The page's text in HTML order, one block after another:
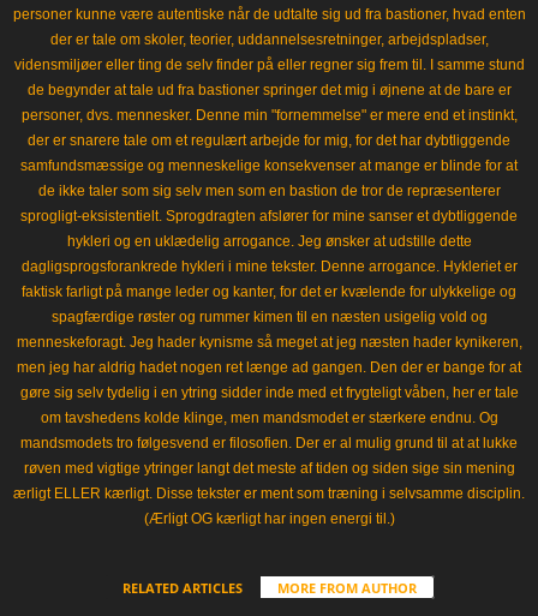
personer kunne være autentiske når de udtalte sig ud fra bastioner, hvad enten
der er tale om skoler, teorier, uddannelsesretninger, arbejdspladser,
vidensmiljøer eller ting de selv finder på eller regner sig frem til. I samme stund
de begynder at tale ud fra bastioner springer det mig i øjnene at de bare er
personer, dvs. mennesker. Denne min "fornemmelse" er mere end et instinkt,
der er snarere tale om et regulært arbejde for mig, for det har dybtliggende
samfundsmæssige og menneskelige konsekvenser at mange er blinde for at
de ikke taler som sig selv men som en bastion de tror de repræsenterer
sprogligt-eksistentielt. Sprogdragten afslører for mine sanser et dybtliggende
hykleri og en uklædelig arrogance. Jeg ønsker at udstille dette
dagligsprogsforankrede hykleri i mine tekster. Denne arrogance. Hykleriet er
faktisk farligt på mange leder og kanter, for det er kvælende for ulykkelige og
spagfærdige røster og rummer kimen til en næsten usigelig vold og
menneskeforagt. Jeg hader kynisme så meget at jeg næsten hader kynikeren,
men jeg har aldrig hadet nogen ret længe ad gangen. Den der er bange for at
gøre sig selv tydelig i en ytring sidder inde med et frygteligt våben, her er tale
om tavshedens kolde klinge, men mandsmodet er stærkere endnu. Og
mandsmodets tro følgesvend er filosofien. Der er al mulig grund til at at lukke
røven med vigtige ytringer langt det meste af tiden og siden sige sin mening
ærligt ELLER kærligt. Disse tekster er ment som træning i selvsamme disciplin.
(Ærligt OG kærligt har ingen energi til.)
RELATED ARTICLES MORE FROM AUTHOR